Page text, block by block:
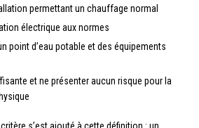
permettant un chauffage normal
électrique aux normes
point d’eau potable et des équipements
et ne présenter aucun risque pour la